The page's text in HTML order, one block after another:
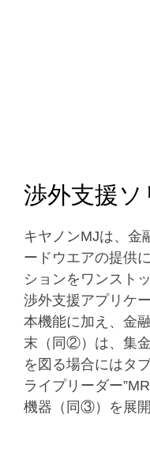
渉外支援
キヤノンMJは、金
ードウエアの提供
ションをワンスト
渉外支援アプリケ
本機能に加え、金
末（同②）は、集
を図る場合にはタ
ライプリーダー
機器（同③）を展開